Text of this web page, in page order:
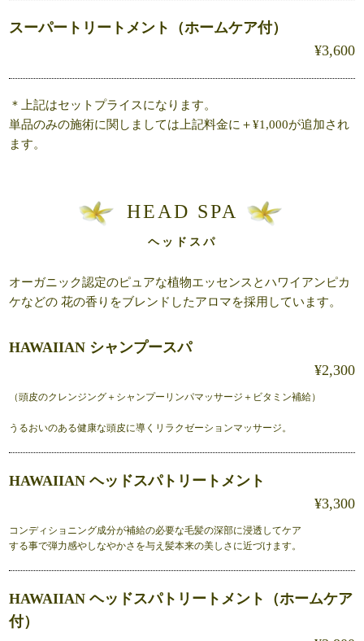
スーパートリートメント（ホームケア付）
¥3,600
＊上記はセットプライスになります。
単品のみの施術に関しましては上記料金に＋¥1,000が追加され
ます。
HEAD SPA
ヘッドスパ
オーガニック認定のピュアな植物エッセンスとハワイアンピカ
ケなどの 花の香りをブレンドしたアロマを採用しています。
HAWAIIAN シャンプースパ
¥2,300
（頭皮のクレンジング＋シャンプーリンパマッサージ＋ビタミン補給）
うるおいのある健康な頭皮に導くリラクゼーションマッサージ。
HAWAIIAN ヘッドスパトリートメント
¥3,300
コンディショニング成分が補給の必要な毛髪の深部に浸透してケア
する事で弾力感やしなやかさを与え髪本来の美しさに近づけます。
HAWAIIAN ヘッドスパトリートメント（ホームケア
付）